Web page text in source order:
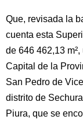
Que, revisada la
cuenta esta
de 646 462,13
Capital de la
San Pedro de
distrito de
Piura, que se